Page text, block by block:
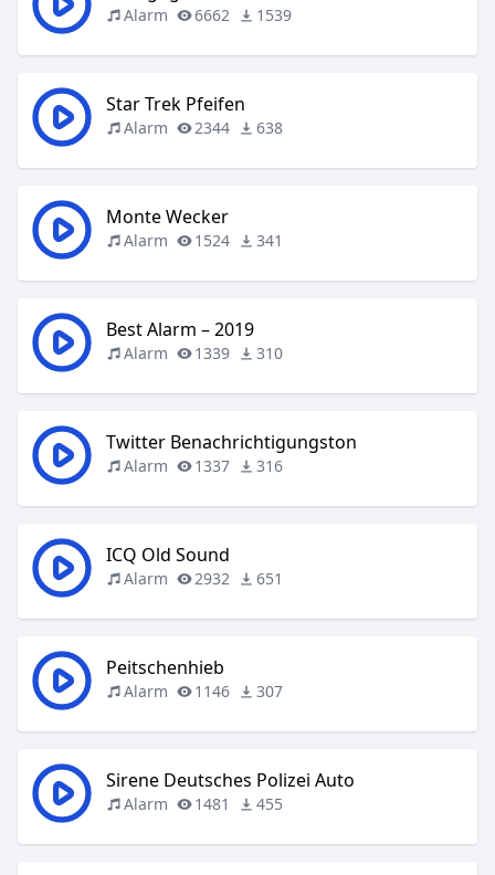
Alarm 6662 1539
Star Trek Pfeifen
Alarm 2344 638
Monte Wecker
Alarm 1524 341
Best Alarm – 2019
Alarm 1339 310
Twitter Benachrichtigungston
Alarm 1337 316
ICQ Old Sound
Alarm 2932 651
Peitschenhieb
Alarm 1146 307
Sirene Deutsches Polizei Auto
Alarm 1481 455